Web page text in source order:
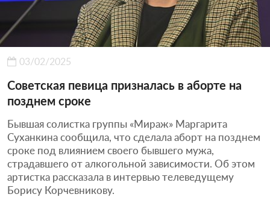
03/02/2025
Советская певица призналась в аборте на
позднем сроке
Бывшая солистка группы «Мираж» Маргарита
Суханкина сообщила, что сделала аборт на позднем
сроке под влиянием своего бывшего мужа,
страдавшего от алкогольной зависимости. Об этом
артистка рассказала в интервью телеведущему
Борису Корчевникову.